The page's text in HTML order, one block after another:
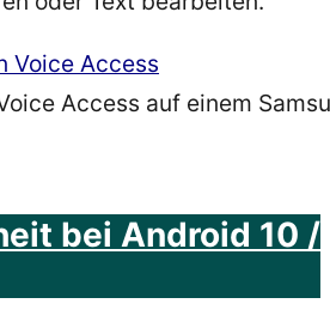
Access auf einem
bei Android 10 /